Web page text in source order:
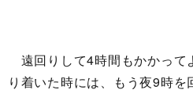
遠回りして4時間もかかって
り着いた時には、もう夜9時